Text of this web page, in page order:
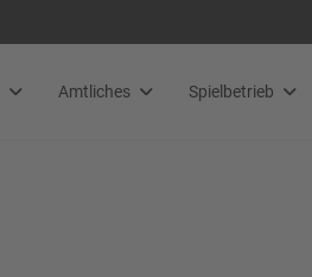
Amtliches Spielbetrieb